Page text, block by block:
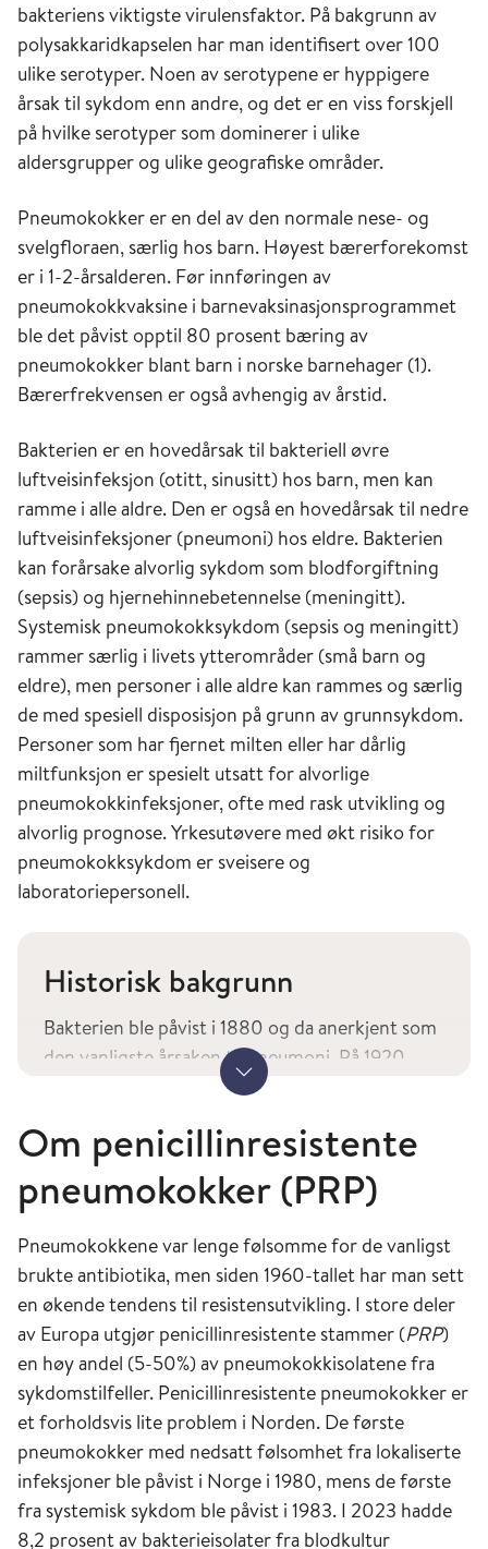
bakteriens viktigste virulensfaktor. På bakgrunn av
polysakkaridkapselen har man identifisert over 100
ulike serotyper. Noen av serotypene er hyppigere
årsak til sykdom enn andre, og det er en viss forskjell
på hvilke serotyper som dominerer i ulike
aldersgrupper og ulike geografiske områder.
Pneumokokker er en del av den normale nese- og
svelgfloraen, særlig hos barn. Høyest bærerforekomst
er i 1-2-årsalderen. Før innføringen av
pneumokokkvaksine i barnevaksinasjonsprogrammet
ble det påvist opptil 80 prosent bæring av
pneumokokker blant barn i norske barnehager (1).
Bærerfrekvensen er også avhengig av årstid.
Bakterien er en hovedårsak til bakteriell øvre
luftveisinfeksjon (otitt, sinusitt) hos barn, men kan
ramme i alle aldre. Den er også en hovedårsak til nedre
luftveisinfeksjoner (pneumoni) hos eldre. Bakterien
kan forårsake alvorlig sykdom som blodforgiftning
(sepsis) og hjernehinnebetennelse (meningitt).
Systemisk pneumokokksykdom (sepsis og meningitt)
rammer særlig i livets ytterområder (små barn og
eldre), men personer i alle aldre kan rammes og særlig
de med spesiell disposisjon på grunn av grunnsykdom.
Personer som har fjernet milten eller har dårlig
miltfunksjon er spesielt utsatt for alvorlige
pneumokokkinfeksjoner, ofte med rask utvikling og
alvorlig prognose. Yrkesutøvere med økt risiko for
pneumokokksykdom er sveisere og
laboratoriepersonell.
Historisk bakgrunn
Bakterien ble påvist i 1880 og da anerkjent som
den vanligste årsaken til pneumoni. På 1920-
tallet ble behandling med passiv immunisering
Tidlig på begynnelsen av 1900-tallet var de
første kliniske utprøvinger med
pneumokokkvaksiner. Studiene ga lovende
resultater, men ved oppdagelsen av penicillin
forsvant interessen for å utvikle vaksine.
Utvikling av vaksine ble igjen aktuelt da man så
at dødeligheten ved pneumokokkinfeksjoner
holdt seg høy til tross for antibiotikabehandling.
Vaksine til eldre barn og voksne ble tilgjengelig
på 1970-tallet. Vaksine til spedbarn ble
tilgjengelig på 2000-tallet.
Vis mer
Om penicillinresistente
pneumokokker (PRP)
Pneumokokkene var lenge følsomme for de vanligst
brukte antibiotika, men siden 1960-tallet har man sett
en økende tendens til resistensutvikling. I store deler
av Europa utgjør penicillinresistente stammer (PRP)
en høy andel (5-50%) av pneumokokk­isolatene fra
sykdomstilfeller. Penicillinresistente pneumokokker er
et forholdsvis lite problem i Norden. De første
pneumokokker med nedsatt følsomhet fra lokaliserte
infeksjoner ble påvist i Norge i 1980, mens de første
fra systemisk sykdom ble påvist i 1983. I 2023 hadde
8,2 prosent av bakterieisolater fra blodkultur